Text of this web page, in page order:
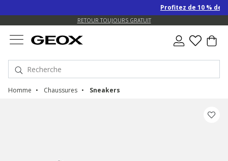
Profitez de 10 % de remise
EXPÉDITION GRATUITE POUR LES COMMANDES DE PLUS DE 99.00 €
RETOUR TOUJOURS GRATUIT
Homme Chaussures Sneakers